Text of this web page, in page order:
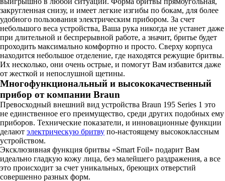
закругленная снизу, и имеет легкие изгибы по бокам, для более
удобного пользования электрическим прибором. За счет
небольшого веса устройства, Ваша рука никогда не устанет даже
при длительной и беспрерывной работе, а значит, бритье будет
проходить максимально комфортно и просто. Сверху корпуса
находится небольшое отделение, где находятся режущие бритвы.
Их несколько, они очень острые, и помогут Вам избавится даже
от жесткой и непослушной щетины.
Многофункциональный и высококачественный
прибор от компании Braun
Превосходный внешний вид устройства Braun 195 Series 1 это
не единственное его преимущество, среди других подобных ему
приборов. Технические показатели, и инновационные функции
делают электрическую бритву по-настоящему высококлассным
устройством.
Эксклюзивная функция бритвы «Smart Foil» подарит Вам
идеально гладкую кожу лица, без малейшего раздражения, а все
это происходит за счет уникальных, бреющих отверстий
совершенно разных форм.